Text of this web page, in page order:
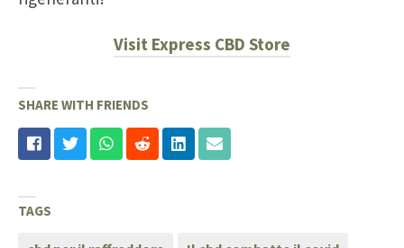
Visit Express CBD Store
SHARE WITH FRIENDS
TAGS